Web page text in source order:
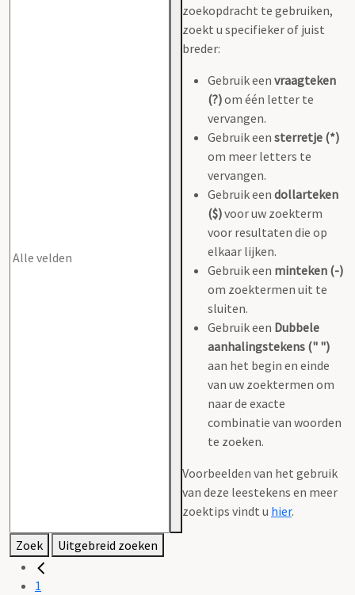
zoekopdracht te gebruiken,
zoekt u specifieker of juist
breder:
Gebruik een vraagteken
(?)om één letter te
vervangen.
Gebruik een sterretje (*)
om meer letters te
vervangen.
Gebruik een dollarteken
($)voor uw zoekterm
voor resultaten die op
elkaar lijken.
Gebruik een minteken (-)
om zoektermen uit te
sluiten.
Gebruik een Dubbele
aanhalingstekens (" ")
aan het begin en einde
van uw zoektermen om
naar de exacte
combinatie van woorden
te zoeken.
Voorbeelden van het gebruik
van deze leestekens en meer
zoektips vindt u hier.
Zoek Uitgebreid zoeken
1